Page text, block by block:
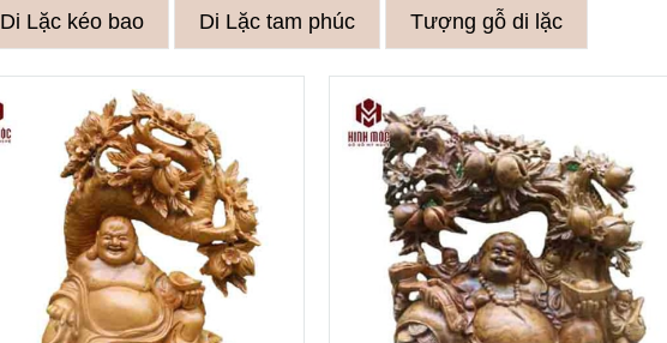
Di Lặc kéo bao Di Lặc tam phúc Tượng gỗ di lặc